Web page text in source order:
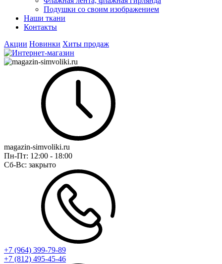
Подушки со своим изображением
Наши ткани
Контакты
Акции Новинки Хиты продаж
magazin-simvoliki.ru
Пн-Пт: 12:00 - 18:00
Сб-Вс: закрыто
+7 (964) 399-79-89
+7 (812) 495-45-46